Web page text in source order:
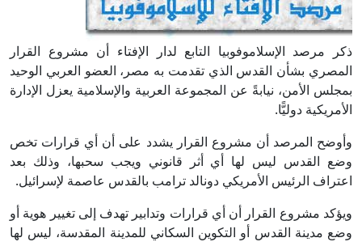
ذكر مرصد الإسلاموفوبيا التابع لدار الإفتاء أن مشروع القرار
المصري بشأن القدس الذي تقدمت به مصر، العضو العربي الوحيد
بمجلس الأمن، نيابةً عن المجموعة العربية والإسلامية يعزل الإدارة
الأمريكية دوليًّا.
وأوضح المرصد أن مشروع القرار يشدد على أن أي قرارات تخص
وضع القدس ليس لها أي أثر قانوني ويجب سحبها، وذلك بعد
اعتراف الرئيس الأمريكي دونالد ترامب بالقدس عاصمة لإسرائيل.
ويؤكد مشروع القرار أن أي قرارات وتدابير تهدف إلى تغيير هوية أو
وضع مدينة القدس أو التكوين السكاني للمدينة المقدسة، ليس لها